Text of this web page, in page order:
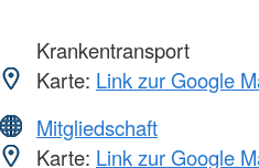
Krankentransport
Karte: Link zur Google
Mitgliedschaft
Karte: Link zur Google